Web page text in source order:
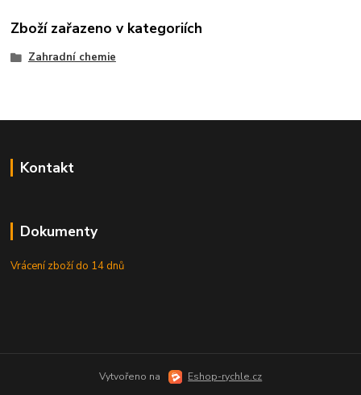
Zboží zařazeno v kategoriích
Zahradní chemie
Kontakt
Dokumenty
Vrácení zboží do 14 dnů
Vytvořeno na Eshop-rychle.cz